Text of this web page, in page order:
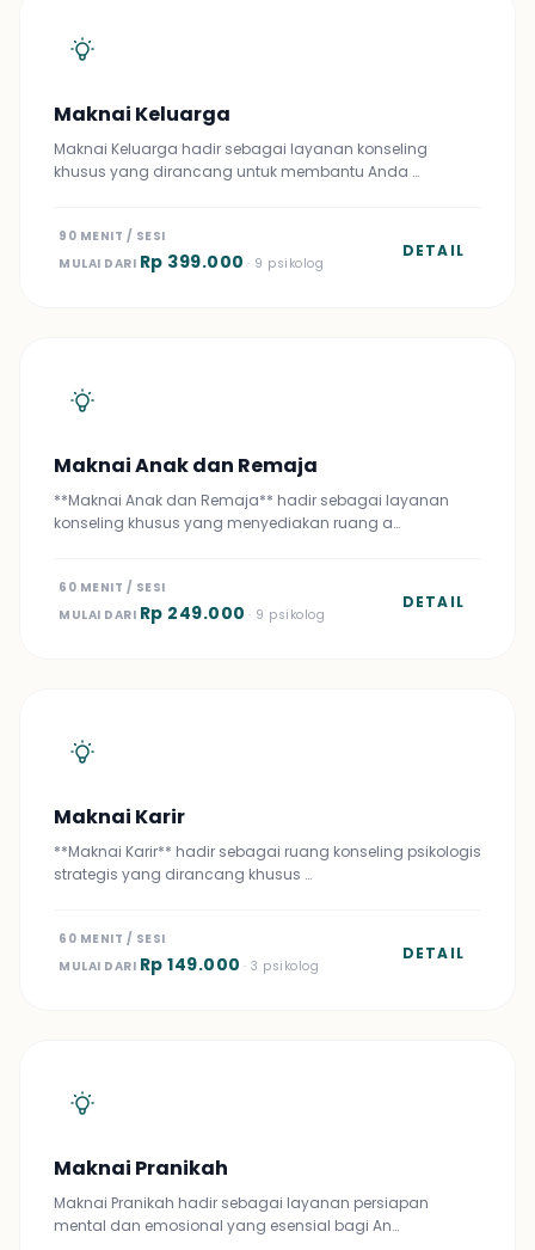
Maknai Keluarga
Maknai Keluarga hadir sebagai layanan konseling
khusus yang dirancang untuk membantu Anda …
90 MENIT / SESI
MULAI DARI Rp 399.000 · 9 psikolog
DETAIL
Maknai Anak dan Remaja
**Maknai Anak dan Remaja** hadir sebagai layanan
konseling khusus yang menyediakan ruang a…
60 MENIT / SESI
MULAI DARI Rp 249.000 · 9 psikolog
DETAIL
Maknai Karir
**Maknai Karir** hadir sebagai ruang konseling psikologis
strategis yang dirancang khusus …
60 MENIT / SESI
MULAI DARI Rp 149.000 · 3 psikolog
DETAIL
Maknai Pranikah
Maknai Pranikah hadir sebagai layanan persiapan
mental dan emosional yang esensial bagi An…